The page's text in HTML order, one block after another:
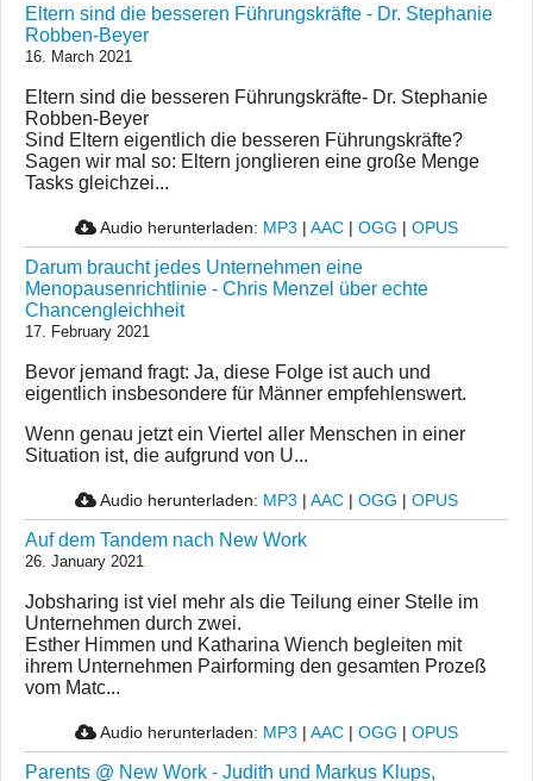
Eltern sind die besseren Führungskräfte - Dr. Stephanie
Robben-Beyer
16. March 2021
Eltern sind die besseren Führungskräfte- Dr. Stephanie
Robben-Beyer
Sind Eltern eigentlich die besseren Führungskräfte?
Sagen wir mal so: Eltern jonglieren eine große Menge
Tasks gleichzei...
Audio herunterladen: MP3 | AAC | OGG | OPUS
Darum braucht jedes Unternehmen eine
Menopausenrichtlinie - Chris Menzel über echte
Chancengleichheit
17. February 2021
Bevor jemand fragt: Ja, diese Folge ist auch und
eigentlich insbesondere für Männer empfehlenswert.
Wenn genau jetzt ein Viertel aller Menschen in einer
Situation ist, die aufgrund von U...
Audio herunterladen: MP3 | AAC | OGG | OPUS
Auf dem Tandem nach New Work
26. January 2021
Jobsharing ist viel mehr als die Teilung einer Stelle im
Unternehmen durch zwei.
Esther Himmen und Katharina Wiench begleiten mit
ihrem Unternehmen Pairforming den gesamten Prozeß
vom Matc...
Audio herunterladen: MP3 | AAC | OGG | OPUS
Parents @ New Work - Judith und Markus Klups,